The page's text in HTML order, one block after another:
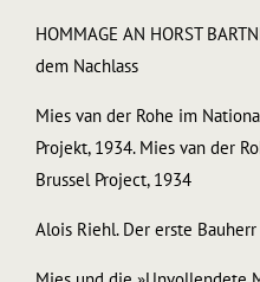
HOMMAGE AN HORST
dem Nachlass
Mies van der Rohe im
Projekt, 1934. Mies van der
Brussel Project, 1934
Alois Riehl. Der erste